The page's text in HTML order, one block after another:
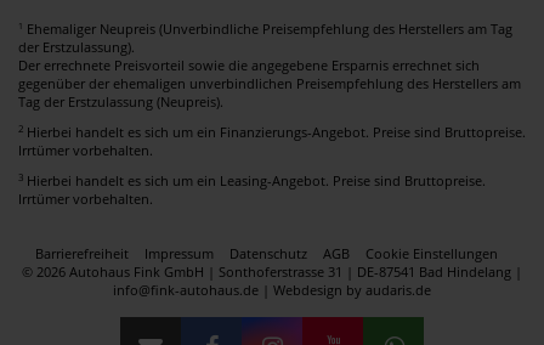
1 Ehemaliger Neupreis (Unverbindliche Preisempfehlung des Herstellers am Tag
der Erstzulassung).
Der errechnete Preisvorteil sowie die angegebene Ersparnis errechnet sich
gegenüber der ehemaligen unverbindlichen Preisempfehlung des Herstellers am
Tag der Erstzulassung (Neupreis).
2 Hierbei handelt es sich um ein Finanzierungs-Angebot. Preise sind Bruttopreise.
Irrtümer vorbehalten.
3 Hierbei handelt es sich um ein Leasing-Angebot. Preise sind Bruttopreise.
Irrtümer vorbehalten.
Barrierefreiheit Impressum Datenschutz AGB
Cookie Einstellungen
© 2026 Autohaus Fink GmbH | Sonthoferstrasse 31 | DE-87541 Bad Hindelang |
info@fink-autohaus.de | Webdesign by audaris.de